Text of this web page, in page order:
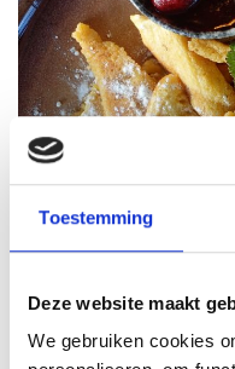
Toestemming
Deze website maakt
We gebruiken cookies